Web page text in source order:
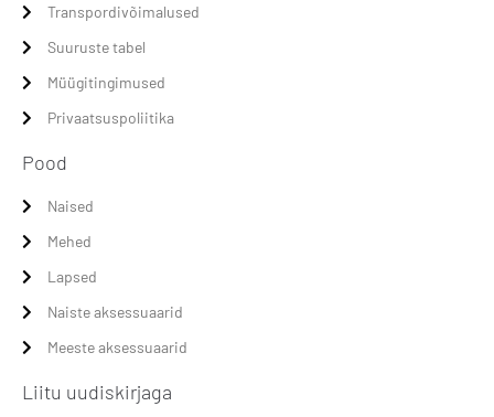
Transpordivõimalused
Suuruste tabel
Müügitingimused
Privaatsuspoliitika
Pood
Naised
Mehed
Lapsed
Naiste aksessuaarid
Meeste aksessuaarid
Liitu uudiskirjaga